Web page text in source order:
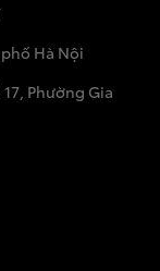
Hà Nội
Phường Gia